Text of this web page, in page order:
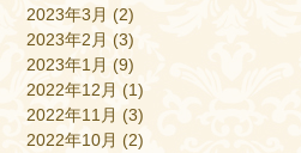
2023年3月 (2)
2023年2月 (3)
2023年1月 (9)
2022年12月 (1)
2022年11月 (3)
2022年10月 (2)